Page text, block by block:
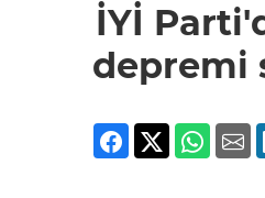
depremi
sürüyor
İYİ
depremi